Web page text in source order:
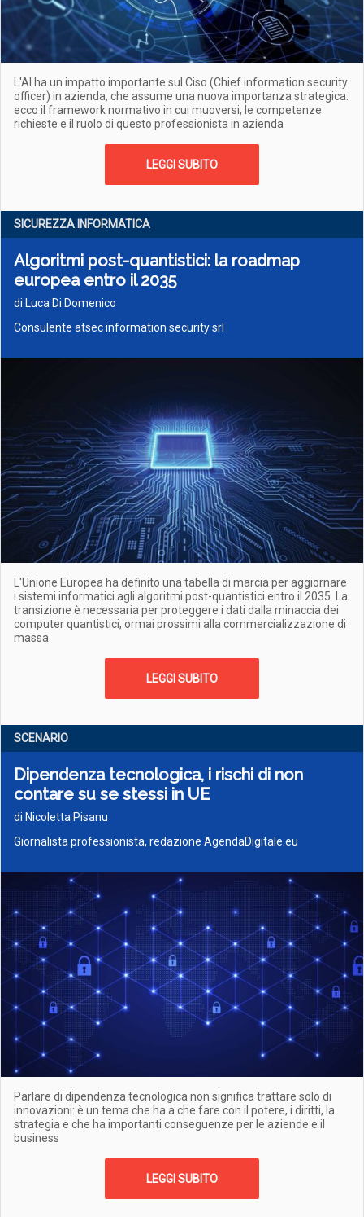
L'AI ha un impatto importante sul Ciso (Chief information security
officer) in azienda, che assume una nuova importanza strategica:
ecco il framework normativo in cui muoversi, le competenze
richieste e il ruolo di questo professionista in azienda
LEGGI SUBITO
SICUREZZA INFORMATICA
Algoritmi post-quantistici: la roadmap
europea entro il 2035
di Luca Di Domenico
Consulente atsec information security srl
L'Unione Europea ha definito una tabella di marcia per aggiornare
i sistemi informatici agli algoritmi post-quantistici entro il 2035. La
transizione è necessaria per proteggere i dati dalla minaccia dei
computer quantistici, ormai prossimi alla commercializzazione di
massa
LEGGI SUBITO
SCENARIO
Dipendenza tecnologica, i rischi di non
contare su se stessi in UE
di Nicoletta Pisanu
Giornalista professionista, redazione AgendaDigitale.eu
Parlare di dipendenza tecnologica non significa trattare solo di
innovazioni: è un tema che ha a che fare con il potere, i diritti, la
strategia e che ha importanti conseguenze per le aziende e il
business
LEGGI SUBITO